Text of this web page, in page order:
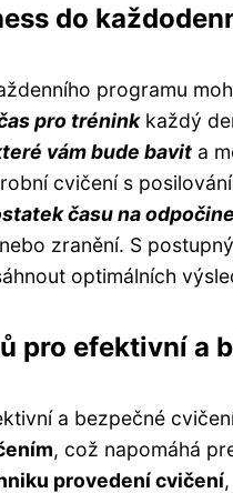
do
programu
pro tréninkkaždý
vám bude bavit a
cvičení s
času na
zranění. S
optimálních
pro efektivní a
a bezpečné
, což napomáhá
provedení cvičení